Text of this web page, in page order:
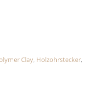
Clay, Holzohrstecker,